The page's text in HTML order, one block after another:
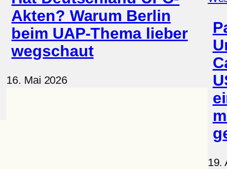
Akten? Warum Berlin
beim UAP-Thema lieber
wegschaut
16. Mai 2026
19.